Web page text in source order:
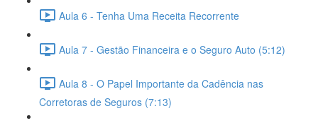
Aula 6 - Tenha Uma Receita Recorrente
Aula 7 - Gestão Financeira e o Seguro Auto (5:12)
Aula 8 - O Papel Importante da Cadência nas
Corretoras de Seguros (7:13)